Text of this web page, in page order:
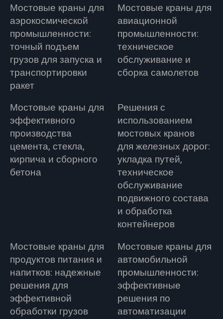
Мостовые краны для
аэрокосмической
промышленности:
точный подъем
грузов для запуска и
транспортировки
ракет
Мостовые краны для
авиационной
промышленности:
техническое
обслуживание и
сборка самолетов
Мостовые краны для
эффективного
производства
цемента, стекла,
кирпича и сборного
бетона
Решения с
использованием
мостовых кранов
для железных дорог:
укладка путей,
техническое
обслуживание
подвижного состава
и обработка
контейнеров
Мостовые краны для
продуктов питания и
напитков: надежные
решения для
эффективной
обработки грузов
Мостовые краны для
автомобильной
промышленности:
эффективные
решения по
автоматизации